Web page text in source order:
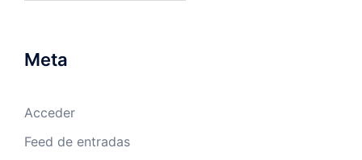
Meta
Acceder
Feed de entradas